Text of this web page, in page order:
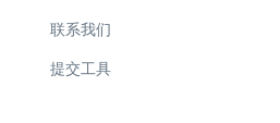
联系我们
提交工具